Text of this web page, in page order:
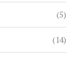
(5)
(14)